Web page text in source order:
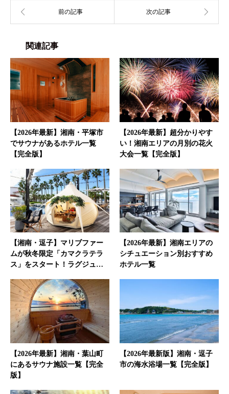
関連記事
【2026年最新】湘南・平塚市
でサウナがあるホテル一覧
【完全版】
【2026年最新】超分かりやす
い！湘南エリアの月別の花火
大会一覧【完全版】
【湘南・逗子】マリブファー
ムが秋冬限定「カマクラテラ
ス」をスタート！ラグジュ…
【2026年最新】湘南エリアの
シチュエーション別おすすめ
ホテル一覧
【2026年最新】湘南・葉山町
にあるサウナ施設一覧【完全
版】
【2026年最新版】湘南・逗子
市の海水浴場一覧【完全版】